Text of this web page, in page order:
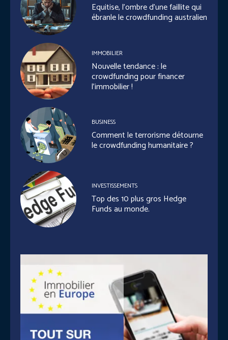
Equitise, l’ombre d’une faillite qui
ébranle le crowdfunding australien
IMMOBILIER
Nouvelle tendance : le
crowdfunding pour financer
l’immobilier !
BUSINESS
Comment le terrorisme détourne
le crowdfunding humanitaire ?
INVESTISSEMENTS
Top des 10 plus gros Hedge
Funds au monde.